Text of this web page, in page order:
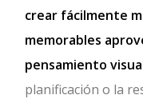
crear fácilmente
memorables
pensamiento
planificación o la